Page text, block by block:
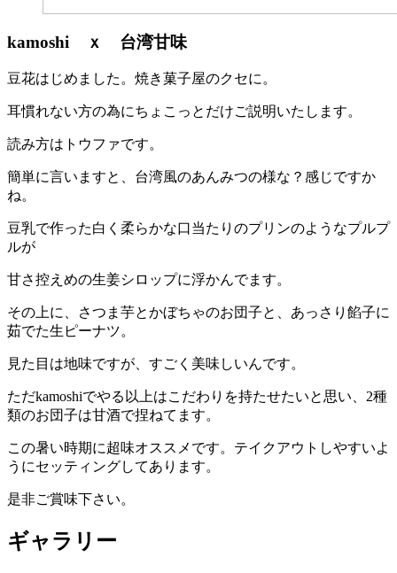
kamoshi ｘ 台湾甘味
豆花はじめました。焼き菓子屋のクセに。
耳慣れない方の為にちょこっとだけご説明いたします。
読み方はトウファです。
簡単に言いますと、台湾風のあんみつの様な？感じですか
ね。
豆乳で作った白く柔らかな口当たりのプリンのようなプルプ
ルが
甘さ控えめの生姜シロップに浮かんでます。
その上に、さつま芋とかぼちゃのお団子と、あっさり餡子に
茹でた生ピーナツ。
見た目は地味ですが、すごく美味しいんです。
ただkamoshiでやる以上はこだわりを持たせたいと思い、2種
類のお団子は甘酒で捏ねてます。
この暑い時期に超味オススメです。テイクアウトしやすいよ
うにセッティングしてあります。
是非ご賞味下さい。
ギャラリー